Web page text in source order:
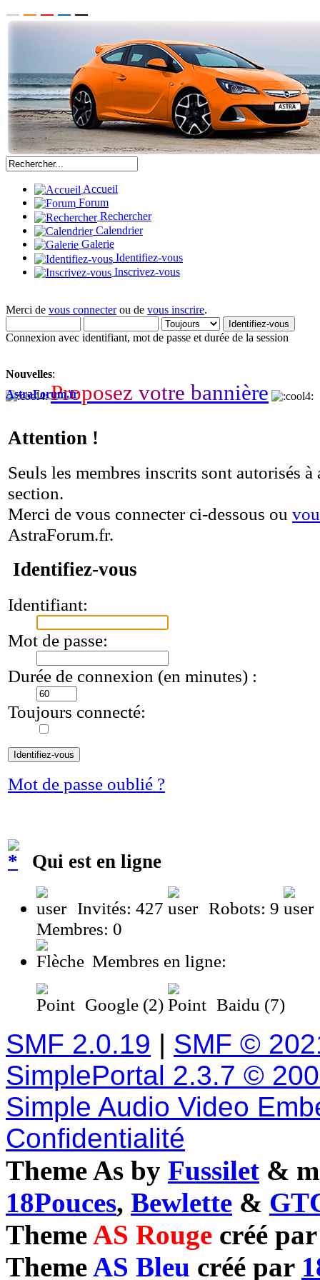
Accueil
Forum
Rechercher
Calendrier
Galerie
Identifiez-vous
Inscrivez-vous
Merci de vous connecterou de vous inscrire.
Connexion avec identifiant, mot de passe et durée de la session
Nouvelles:
Proposez votre bannière
AstraForum.fr
Attention !
Seuls les membres inscrits sont autorisés à
section.
Merci de vous connecter ci-dessous ou
AstraForum.fr.
Identifiez-vous
Identifiant:
Mot de passe:
Durée de connexion (en minutes) :
Toujours connecté:
Mot de passe oublié ?
Qui est en ligne
Invités: 427
Robots: 9
Membres: 0
Membres en ligne:
Google (2) Baidu (7)
SMF 2.0.19 | SMF ©
SimplePortal 2.3.7 ©
Simple Audio Video
Confidentialité
Theme As by Fussilet &
18Pouces, Bewlette &
ThemeAS Rouge créé
ThemeAS Bleu créé par